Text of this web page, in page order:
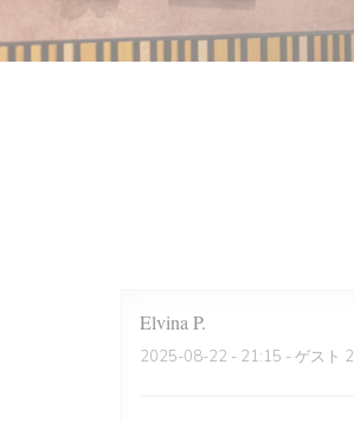
Elvina P
2025-08-22 - 21:15 - ゲスト 2